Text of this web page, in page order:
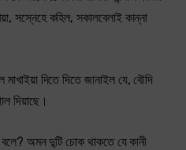
সস্নেহে কহিল, সকালবেলাই কান্না
দিতে দিতে জানাইল যে, বৌদি
দিয়াছে।
বলে? অমন দু্টি চোক থাকতে যে কানী